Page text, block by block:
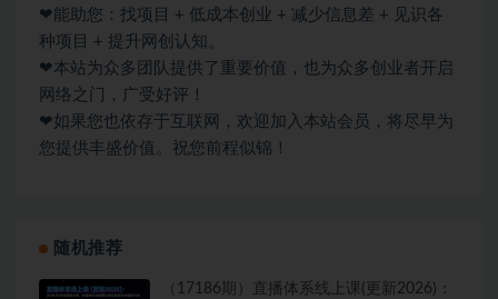
❤能助您：找项目 + 低成本创业 + 减少信息差 + 见识各
种项目 + 提升网创认知。
❤本站为众多团队提供了重要价值，也为众多创业者开启
网络之门，广受好评！
❤如果您也依存于互联网，欢迎加入本站会员，将尽早为
您提供丰盛价值。祝您前程似锦！
随机推荐
（17186期）直播体系线上课(更新2026)：